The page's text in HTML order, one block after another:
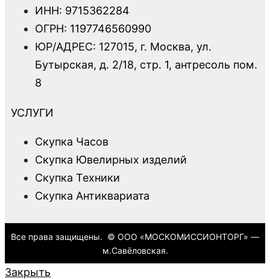
ИНН: 9715362284
ОГРН: 1197746560990
ЮР/АДРЕС: 127015, г. Москва, ул.
Бутырская, д. 2/18, стр. 1, антресоль пом.
8
УСЛУГИ
Скупка Часов
Скупка Ювелирных изделий
Скупка Техники
Скупка Антиквариата
Все права защищены. © ООО «МОСКОМИССИОНТОРГ» —
м.Савёловская.
Закрыть